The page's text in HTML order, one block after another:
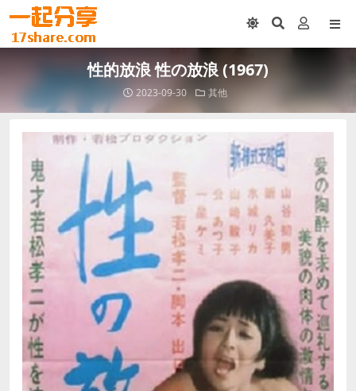
性的放浪 性の放浪 (1967)
2023-09-30 其他